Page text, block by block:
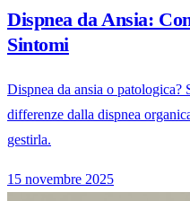
Dispnea da Ansia:
Sintomi
Dispnea da ansia o
differenze dalla dispnea
gestirla.
15 novembre 2025